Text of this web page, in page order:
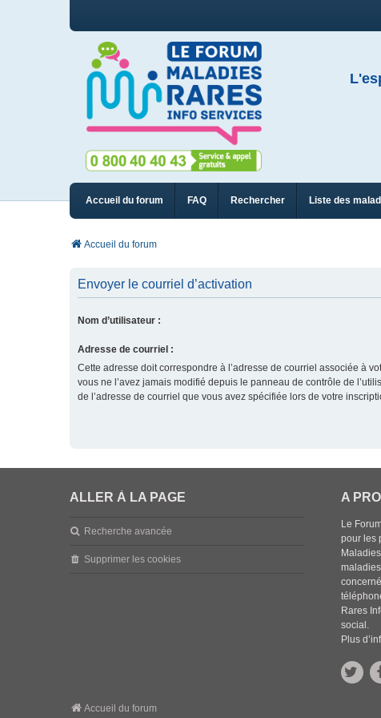
Accueil du forum FAQ Rechercher Liste des
Accueil du forum
Envoyer le courriel d’activation
Nom d’utilisateur :
Adresse de courriel :
Cette adresse doit correspondre à l’adresse de courriel associée à
vous ne l’avez jamais modifié depuis le panneau de contrôle de
de l’adresse de courriel que vous avez spécifiée lors de votre
ALLER À LA PAGE
Recherche avancée
Supprimer les cookies
A
Le
pour les
Rares
social.
Plus
Accueil du forum